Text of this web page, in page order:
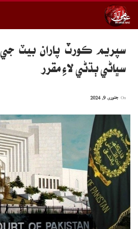
سپريم ڪورٽ پاران بيٽ
سڀاڻي ٻڌڻي لاءِ مقرر